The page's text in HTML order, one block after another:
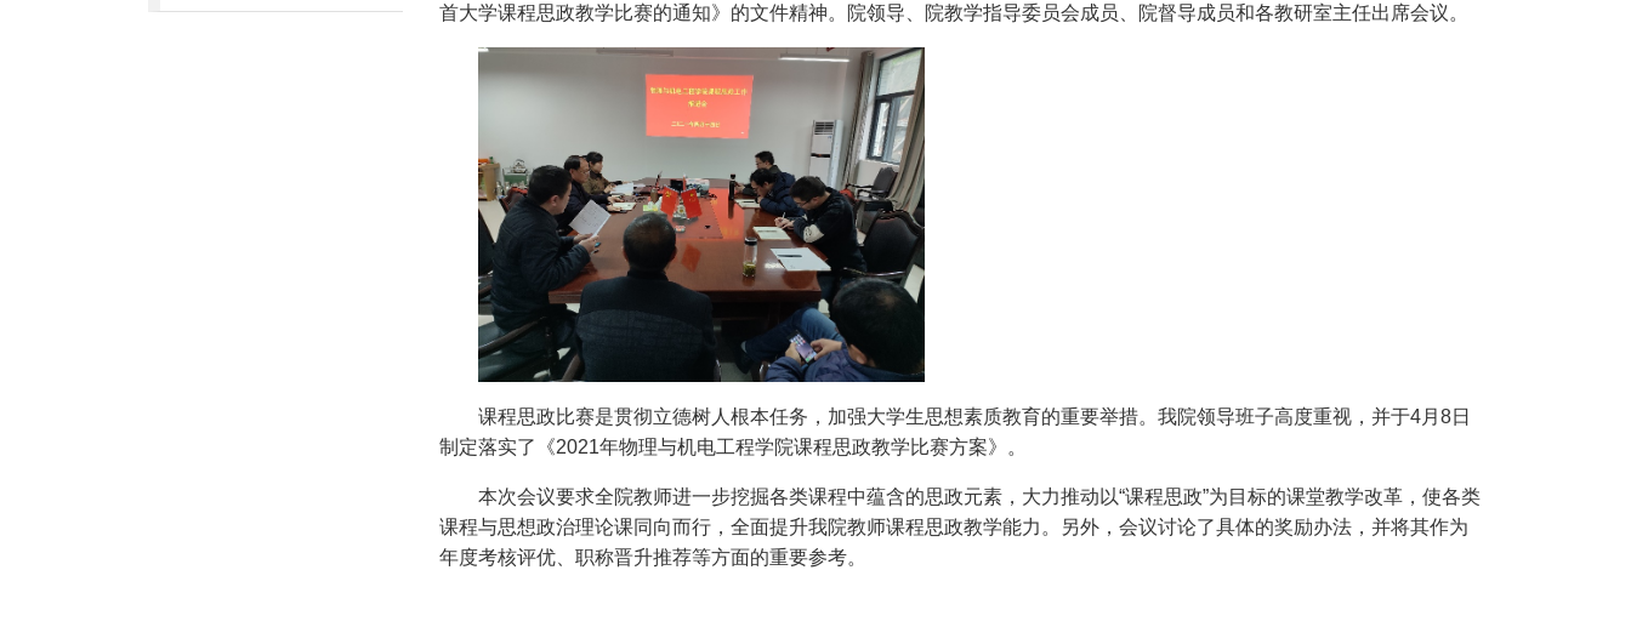
首大学课程思政教学比赛的通知》的文件精神。院领导、院教学指导委员会成员、院督导成员和各教研室主任出席会议。
课程思政比赛是贯彻立德树人根本任务，加强大学生思想素质教育的重要举措。我院领导班子高度重视，并于4月 8日
制定落实了《2021年物理与机电工程学院课程思政教学比赛方案》。
本次会议要求全院教师进一步挖掘各类课程中蕴含的思政元素，大力推动以“课程思政”为目标的课堂教学改革，使各类
课程与思想政治理论课同向而行，全面提升我院教师课程思政教学能力。另外，会议讨论了具体的奖励办法，并将其作为
年度考核评优、职称晋升推荐等方面的重要参考。